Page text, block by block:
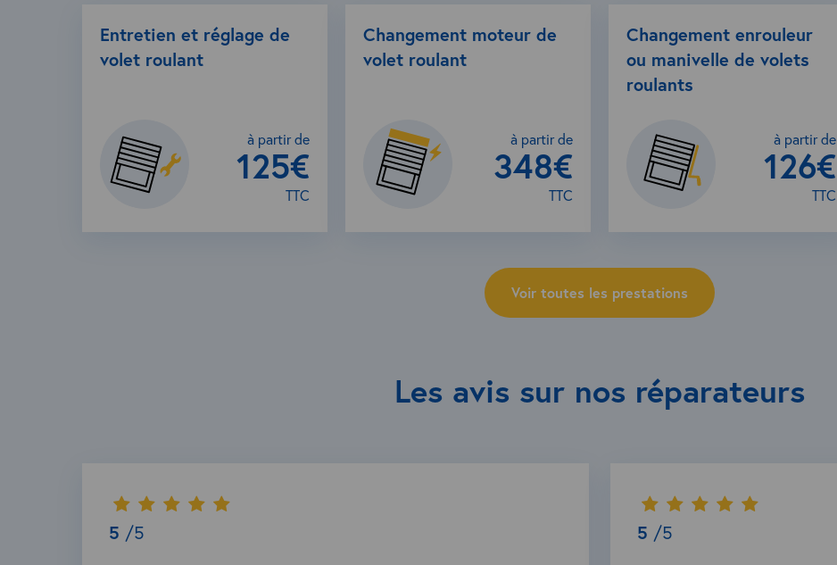
Entretien et réglage de
volet roulant
à partir de
125€
TTC
Changement moteur de
volet roulant
à partir de
348€
TTC
Changement enrouleur
ou manivelle de volets
roulants
à partir de
126€
TTC
Voir toutes les prestations
Les avis sur nos réparateurs
5 /5 5 /5